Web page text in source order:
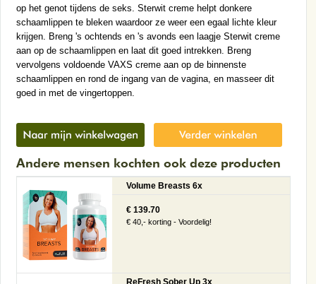
op het genot tijdens de seks. Sterwit creme helpt donkere
schaamlippen te bleken waardoor ze weer een egaal lichte kleur
krijgen. Breng 's ochtends en 's avonds een laagje Sterwit creme
aan op de schaamlippen en laat dit goed intrekken. Breng
vervolgens voldoende VAXS creme aan op de binnenste
schaamlippen en rond de ingang van de vagina, en masseer dit
goed in met de vingertoppen.
Andere mensen kochten ook deze producten
Volume Breasts 6x
€ 139.70
€ 40,- korting - Voordelig!
ReFresh Sober Up 3x